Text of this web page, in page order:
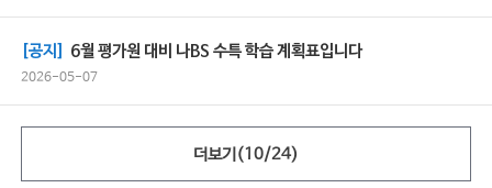
[공지] 6월 평가원 대비 나BS 수특 학습 계획표입니다
2026-05-07
더보기(10/24)